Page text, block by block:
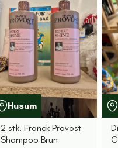
Husum
2 stk. Franck Provost
Shampoo Brun